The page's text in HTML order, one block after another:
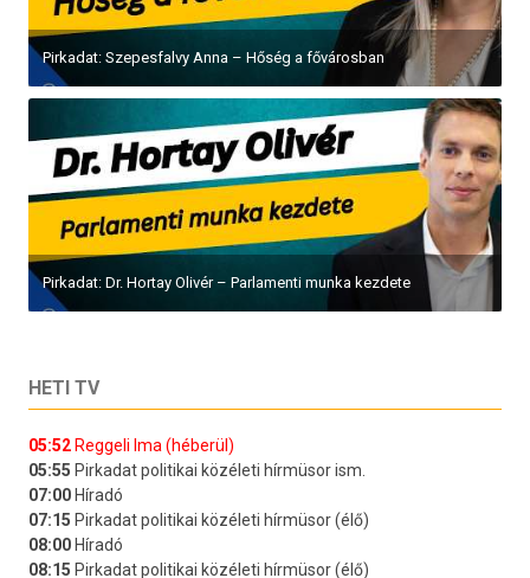
Pirkadat: Szepesfalvy Anna – Hőség a fővárosban
Pirkadat: Dr. Hortay Olivér – Parlamenti munka kezdete
HETI TV